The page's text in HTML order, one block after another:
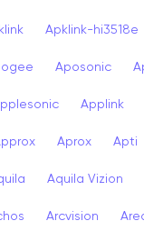
Apklink-hi3518e
Aposonic
Applink
Aprox Apti
Aquila Vizion
Arcvision